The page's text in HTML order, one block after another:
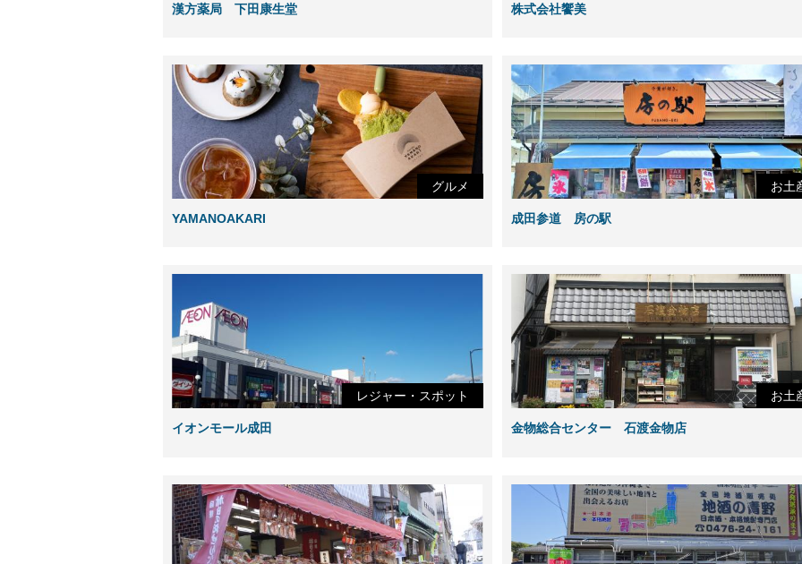
漢方薬局 下田康生堂 株式会社饗美
グルメ
YAMANOAKARI
お土
成田参道 房の駅
レジャー・スポット
イオンモール成田
お土
金物総合センター 石渡金物店